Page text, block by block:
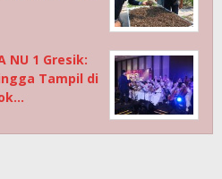
NU 1 Gresik:
Tampil di